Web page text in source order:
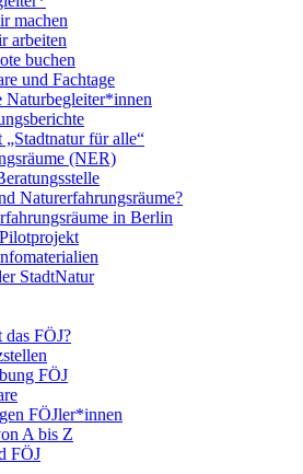
machen
arbeiten
buchen
und Fachtage
Naturbegleiter*innen
„Stadtnatur für alle“
(NER)
Naturerfahrungsräume?
in Berlin
StadtNatur
das FÖJ?
FÖJ
FÖJler*innen
A bis Z
FÖJ